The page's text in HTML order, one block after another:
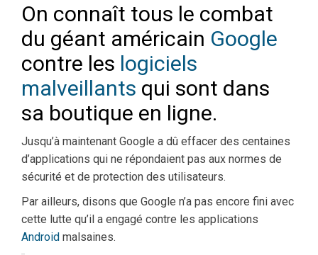
On connaît tous le combat
du géant américain Google
contre les logiciels
malveillants qui sont dans
sa boutique en ligne.
Jusqu’à maintenant Google a dû effacer des centaines
d’applications qui ne répondaient pas aux normes de
sécurité et de protection des utilisateurs.
Par ailleurs, disons que Google n’a pas encore fini avec
cette lutte qu’il a engagé contre les applications
Android malsaines.